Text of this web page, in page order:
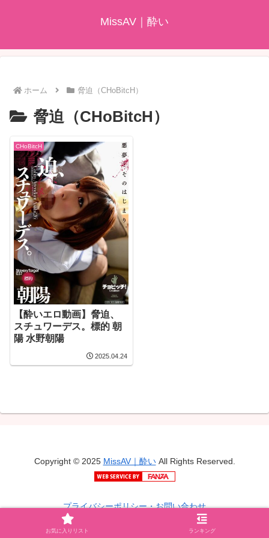
MissAV｜酔い
ホーム 脅迫（CHoBitcH）
脅迫（CHoBitcH）
CHoBitcH
【酔いエロ動画】脅迫、
スチュワーデス。標的 朝
陽 水野朝陽
2025.04.24
Copyright © 2025 MissAV｜酔いAll Rights Reserved.
プライバシーポリシー・お問い合わせ
お気に入りリスト ランキング